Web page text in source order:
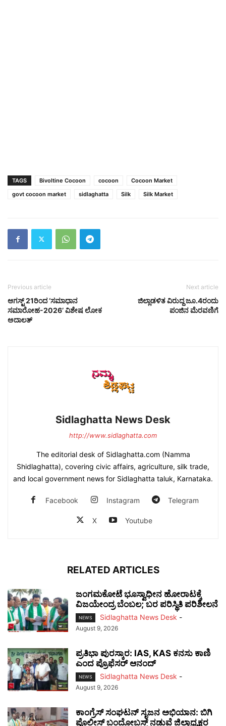
TAGS Bivoltine Cocoon cocoon
Cocoon Market
govt cocoon market
sidlaghatta Silk Silk Market
Previous article
ಆಗಸ್ಟ್ 21ರಿಂದ ‘ಸಮಾಧಾನ
ಸಮಾರೋಹ-2026’ ವಿಶೇಷ ಲೋಕ
ಅದಾಲತ್
Next article
ಜಿಲ್ಲಾಡಳಿತ ವಿರುದ್ದ ಜೂ.4ರಂದು
ಪಂಜಿನ ಮೆರವಣಿಗೆ
Sidlaghatta News Desk
http://www.sidlaghatta.com
The editorial desk of Sidlaghatta.com (Namma
Shidlaghatta), covering civic affairs, agriculture, silk trade,
and local government news for Sidlaghatta taluk, Karnataka.
Facebook Instagram Telegram
X Youtube
RELATED ARTICLES
ಜಂಗಮಕೋಟೆ ಭೂಸ್ವಾಧೀನ ಹೋರಾಟಕ್ಕೆ
ವಿಜಯೇಂದ್ರ ಬೆಂಬಲ; ಬರ ಪರಿಸ್ಥಿತಿ ಪರಿಶೀಲನೆ
NEWS Sidlaghatta News Desk -
August 9, 2026
ಪ್ರತಿಭಾ ಪುರಸ್ಕಾರ: IAS, KAS ಕನಸು ಕಾಣಿ
ಎಂದ ಪ್ರೊಫೆಸರ್ ಆನಂದ್
NEWS Sidlaghatta News Desk -
August 9, 2026
ಕಾಂಗ್ರೆಸ್ ಸಂಘಟನ್ ಸೃಜನ ಅಭಿಯಾನ: ಬಿಗಿ
ಪೊಲೀಸ್ ಬಂದೋಬಸ್ತ್ ನಡುವೆ ಜಿಲ್ಲಾಧ್ಯಕ್ಷರ